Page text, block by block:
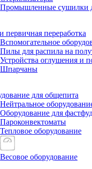
Промышленные сушилки
первичная переработка
Вспомогательное
Пилы для распила на
Устройства оглушения и
Шпарчаны
для общепита
Нейтральное
Оборудование для
Пароконвектоматы
Тепловое оборудование
Весовое оборудование